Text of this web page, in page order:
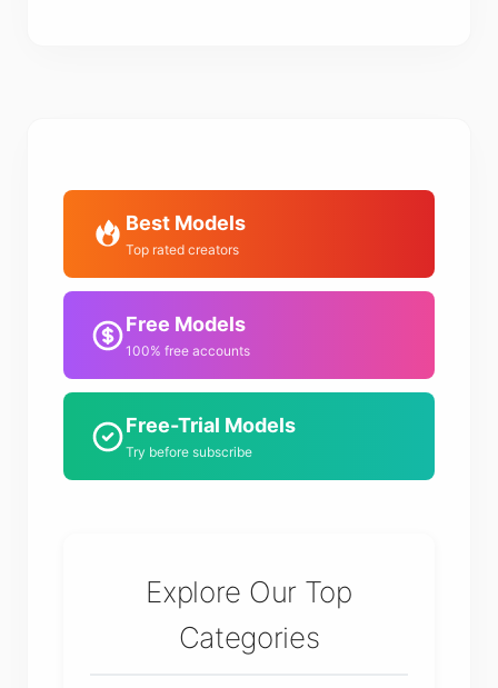
Best Models
Top rated creators
Free Models
100% free accounts
Free-Trial Models
Try before subscribe
Explore Our Top
Categories